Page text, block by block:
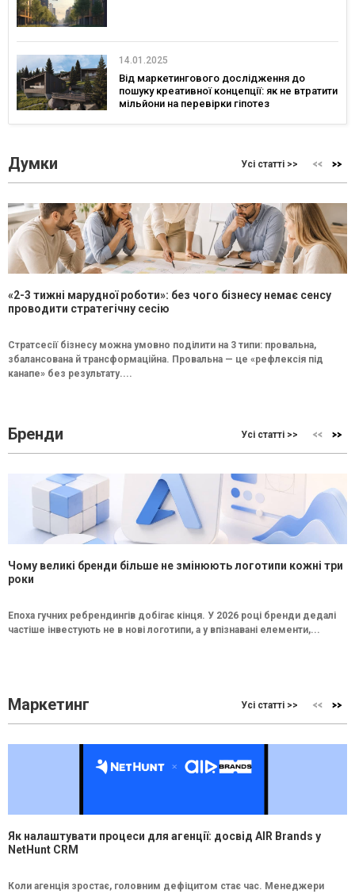
14.01.2025
Від маркетингового дослідження до
пошуку креативної концепції: як не втратити
мільйони на перевірки гіпотез
Думки Усі статті >>
«2-3 тижні марудної роботи»: без чого бізнесу немає сенсу
проводити стратегічну сесію
Стратсесії бізнесу можна умовно поділити на 3 типи: провальна,
збалансована й трансформаційна. Провальна — це «рефлексія під
канапе» без результату....
Бренди Усі статті >>
Чому великі бренди більше не змінюють логотипи кожні три
роки
Епоха гучних ребрендингів добігає кінця. У 2026 році бренди дедалі
частіше інвестують не в нові логотипи, а у впізнавані елементи,...
Маркетинг Усі статті >>
Як налаштувати процеси для агенції: досвід AIR Brands у
NetHunt CRM
Коли агенція зростає, головним дефіцитом стає час. Менеджери